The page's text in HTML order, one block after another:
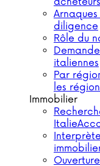
diligence
Rôle du
italiennes
Par
les
Immobilier
Italie